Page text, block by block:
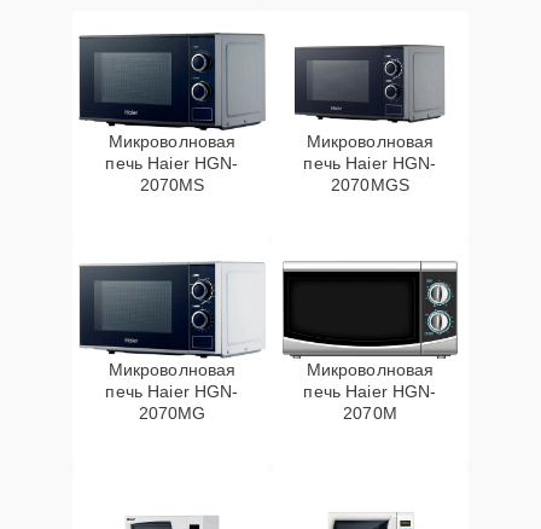
Микроволновая
печь Haier HGN-
2070MS
Микроволновая
печь Haier HGN-
2070MGS
Микроволновая
печь Haier HGN-
2070MG
Микроволновая
печь Haier HGN-
2070M